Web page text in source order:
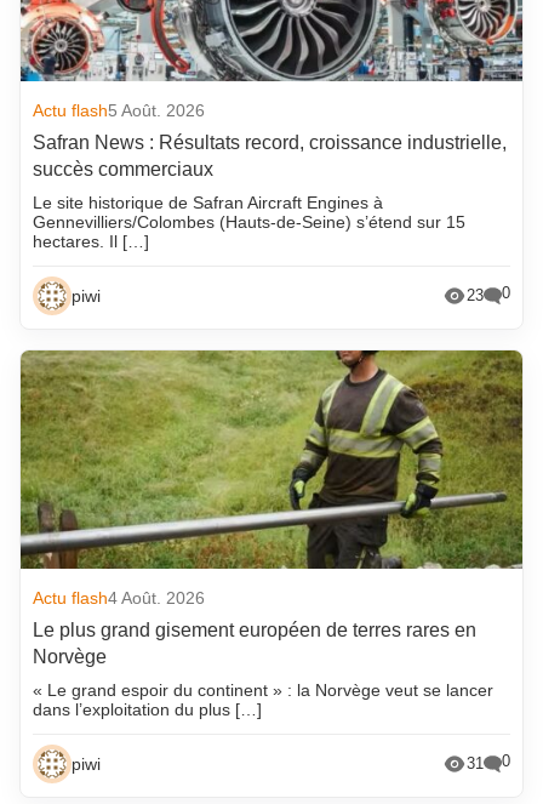
Actu flash5 Août. 2026
Safran News : Résultats record, croissance industrielle,
succès commerciaux
Le site historique de Safran Aircraft Engines à
Gennevilliers/Colombes (Hauts-de-Seine) s’étend sur 15
hectares. Il […]
piwi 23 0
Actu flash4 Août. 2026
Le plus grand gisement européen de terres rares en
Norvège
« Le grand espoir du continent » : la Norvège veut se lancer
dans l’exploitation du plus […]
piwi 31 0